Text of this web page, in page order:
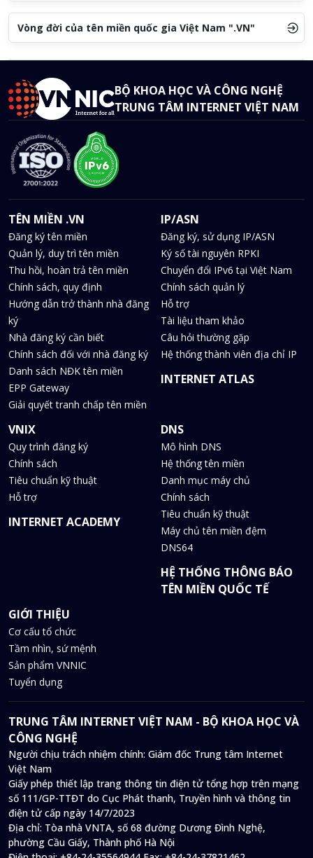
Vòng đời của tên miền quốc gia Việt Nam ".VN"
BỘ KHOA HỌC VÀ CÔNG NGHỆ
TRUNG TÂM INTERNET VIỆT NAM
TÊN MIỀN .VN
Đăng ký tên miền
Quản lý, duy trì tên miền
Thu hồi, hoàn trả tên miền
Chính sách, quy định
Hướng dẫn trở thành nhà đăng
ký
Nhà đăng ký cần biết
Chính sách đối với nhà đăng ký
Danh sách NĐK tên miền
EPP Gateway
Giải quyết tranh chấp tên miền
IP/ASN
Đăng ký, sử dụng IP/ASN
Ký số tài nguyên RPKI
Chuyển đổi IPv6 tại Việt Nam
Chính sách quản lý
Hỗ trợ
Tài liệu tham khảo
Câu hỏi thường gặp
Hệ thống thành viên địa chỉ IP
INTERNET ATLAS
VNIX
Quy trình đăng ký
Chính sách
Tiêu chuẩn kỹ thuật
Hỗ trợ
INTERNET ACADEMY
DNS
Mô hình DNS
Hệ thống tên miền
Danh mục máy chủ
Chính sách
Tiêu chuẩn kỹ thuật
Máy chủ tên miền đệm
DNS64
HỆ THỐNG THÔNG BÁO
TÊN MIỀN QUỐC TẾ
GIỚI THIỆU
Cơ cấu tổ chức
Tầm nhìn, sứ mệnh
Sản phẩm VNNIC
Tuyển dụng
TRUNG TÂM INTERNET VIỆT NAM - BỘ KHOA HỌC VÀ
CÔNG NGHỆ
Người chịu trách nhiệm chính: Giám đốc Trung tâm Internet
Việt Nam
Giấy phép thiết lập trang thông tin điện tử tổng hợp trên mạng
số 111/GP-TTĐT do Cục Phát thanh, Truyền hình và thông tin
điện tử cấp ngày 14/7/2023
Địa chỉ: Tòa nhà VNTA, số 68 đường Dương Đình Nghệ,
phường Cầu Giấy, Thành phố Hà Nội